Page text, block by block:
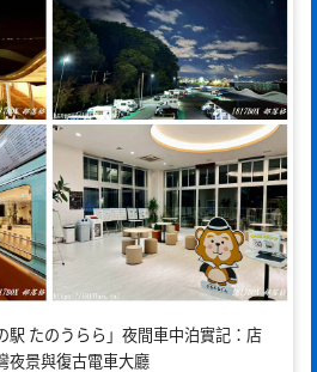
駅 たのうらら」夜間車中泊實記：店
夜景與復古電車大廳